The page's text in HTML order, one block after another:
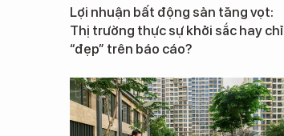
Lợi nhuận bất động sản tăng vọt:
Thị trường thực sự khởi sắc hay chỉ
“đẹp” trên báo cáo?